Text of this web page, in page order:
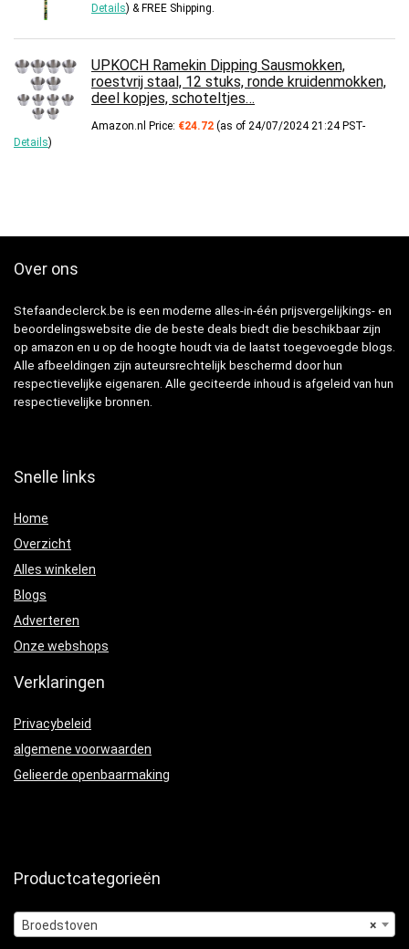
Details) & FREE Shipping.
UPKOCH Ramekin Dipping Sausmokken,
roestvrij staal, 12 stuks, ronde kruidenmokken,
deel kopjes, schoteltjes…
Amazon.nl Price: €24.72 (as of 24/07/2024 21:24 PST-
Details)
Over ons
Stefaandeclerck.be is een moderne alles-in-één prijsvergelijkings- en
beoordelingswebsite die de beste deals biedt die beschikbaar zijn
op amazon en u op de hoogte houdt via de laatst toegevoegde blogs.
Alle afbeeldingen zijn auteursrechtelijk beschermd door hun
respectievelijke eigenaren. Alle geciteerde inhoud is afgeleid van hun
respectievelijke bronnen.
Snelle links
Home
Overzicht
Alles winkelen
Blogs
Adverteren
Onze webshops
Verklaringen
Privacybeleid
algemene voorwaarden
Gelieerde openbaarmaking
Productcategorieën
×
Broedstoven